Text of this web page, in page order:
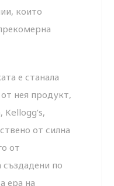
които
е станала
нея продукт,
Kellogg’s,
от силна
от
по
ера на